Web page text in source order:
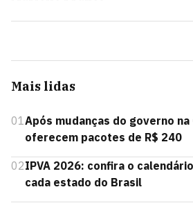
Mais lidas
01Após mudanças do governo
oferecem pacotes de R$ 240
02IPVA 2026: confira o
cada estado do Brasil